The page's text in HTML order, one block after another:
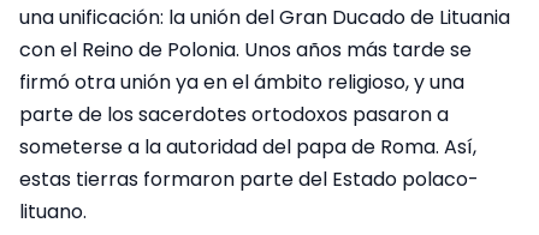
una unificación: la unión del Gran Ducado de Lituania
con el Reino de Polonia. Unos años más tarde se
firmó otra unión ya en el ámbito religioso, y una
parte de los sacerdotes ortodoxos pasaron a
someterse a la autoridad del papa de Roma. Así,
estas tierras formaron parte del Estado polaco-
lituano.